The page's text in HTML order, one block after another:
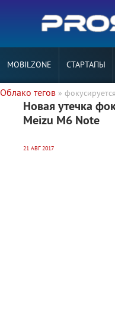
MOBILZONE СТАРТАПЫ
Облако тегов » фокусируется
Новая утечка
Meizu M6 Note
21 АВГ 2017